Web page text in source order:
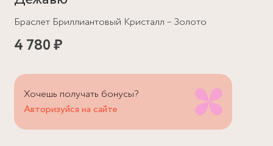
Браслет Бриллиантовый Кристалл – Золото
4 780 ₽
Хочешь получать бонусы?
Авторизуйся на сайте